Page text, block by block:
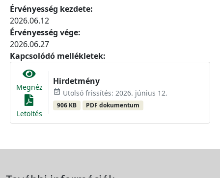
Érvényesség kezdete:
2026.06.12
Érvényesség vége:
2026.06.27
Kapcsolódó mellékletek:
Megnéz
Letöltés
Hirdetmény
event_available Utolsó frissítés: 2026. június 12.
906 KB PDF dokumentum